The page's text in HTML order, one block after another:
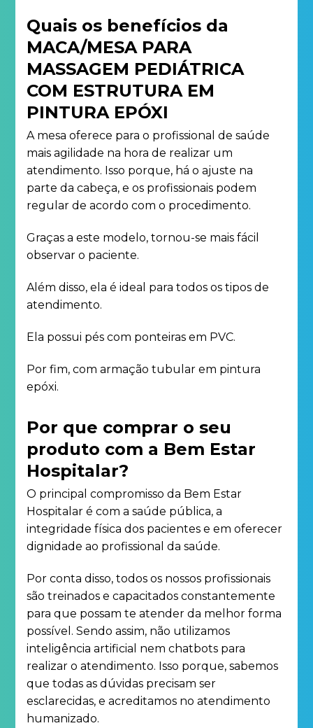
Quais os benefícios da
MACA/MESA PARA
MASSAGEM PEDIÁTRICA
COM ESTRUTURA EM
PINTURA EPÓXI
A mesa oferece para o profissional de saúde
mais agilidade na hora de realizar um
atendimento. Isso porque, há o ajuste na
parte da cabeça, e os profissionais podem
regular de acordo com o procedimento.
Graças a este modelo, tornou-se mais fácil
observar o paciente.
Além disso, ela é ideal para todos os tipos de
atendimento.
Ela possui pés com ponteiras em PVC.
Por fim, com armação tubular em pintura
epóxi.
Por que comprar o seu
produto com a Bem Estar
Hospitalar?
O principal compromisso da Bem Estar
Hospitalar é com a saúde pública, a
integridade física dos pacientes e em oferecer
dignidade ao profissional da saúde.
Por conta disso, todos os nossos profissionais
são treinados e capacitados constantemente
para que possam te atender da melhor forma
possível. Sendo assim, não utilizamos
inteligência artificial nem chatbots para
realizar o atendimento. Isso porque, sabemos
que todas as dúvidas precisam ser
esclarecidas, e acreditamos no atendimento
humanizado.